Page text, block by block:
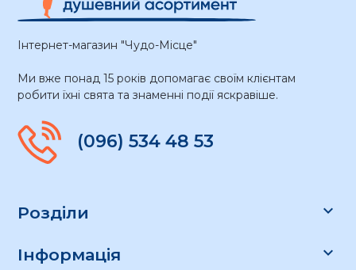
Інтернет-магазин "Чудо-Місце"
Ми вже понад 15 років допомагає своїм клієнтам
робити їхні свята та знаменні події яскравіше.
(096) 534 48 53
Розділи 
Інформація 